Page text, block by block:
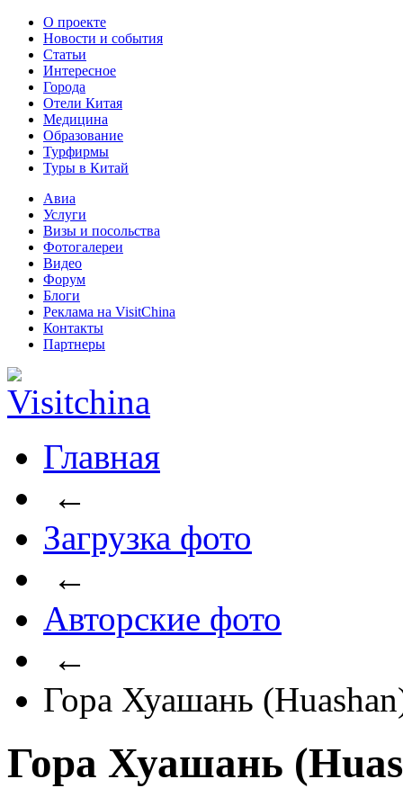
О проекте
Новости и события
Статьи
Интересное
Города
Отели Китая
Медицина
Образование
Турфирмы
Туры в Китай
Авиа
Услуги
Визы и посольства
Фотогалереи
Видео
Форум
Блоги
Реклама на VisitChina
Контакты
Партнеры
Главная
←
Загрузка фото
←
Авторские фото
←
Гора Хуашань
Гора Хуашань